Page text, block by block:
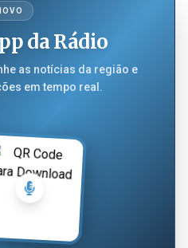
da Rádio
as notícias da região e
em tempo real.